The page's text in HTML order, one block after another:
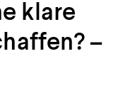
klare
–